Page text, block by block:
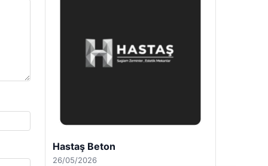
Enes Kaplan Avukatlık Bürosu
28/04/2026